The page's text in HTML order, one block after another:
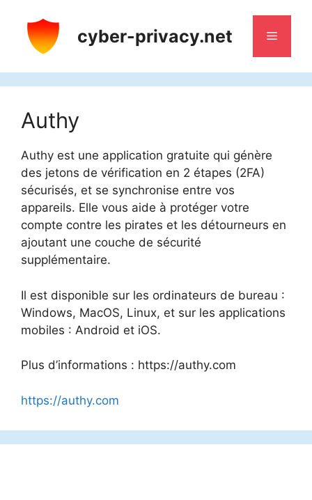
contenu
cyber-privacy.net Menu
Authy
Authy est une application gratuite qui génère
des jetons de vérification en 2 étapes (2FA)
sécurisés, et se synchronise entre vos
appareils. Elle vous aide à protéger votre
compte contre les pirates et les détourneurs en
ajoutant une couche de sécurité
supplémentaire.
Il est disponible sur les ordinateurs de bureau :
Windows, MacOS, Linux, et sur les applications
mobiles : Android et iOS.
Plus d’informations : https://authy.com
https://authy.com